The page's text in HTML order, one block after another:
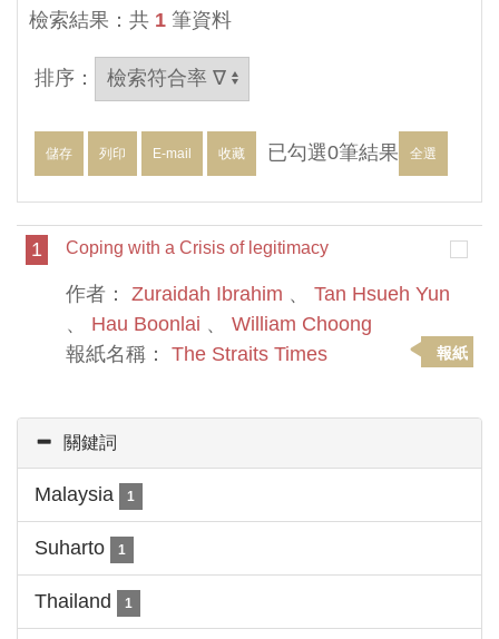
檢索結果：共 1 筆資料
排序：
儲存 列印 E-mail 收藏 已勾選0筆結果 全選
1 Coping with a Crisis of legitimacy
作者： Zuraidah Ibrahim 、 Tan Hsueh Yun
、 Hau Boonlai 、 William Choong
報紙名稱： The Straits Times 報紙
關鍵詞
Malaysia 1
Suharto 1
Thailand 1